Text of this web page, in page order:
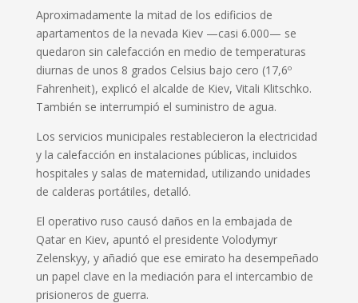
Aproximadamente la mitad de los edificios de
apartamentos de la nevada Kiev —casi 6.000— se
quedaron sin calefacción en medio de temperaturas
diurnas de unos 8 grados Celsius bajo cero (17,6º
Fahrenheit), explicó el alcalde de Kiev, Vitali Klitschko.
También se interrumpió el suministro de agua.
Los servicios municipales restablecieron la electricidad
y la calefacción en instalaciones públicas, incluidos
hospitales y salas de maternidad, utilizando unidades
de calderas portátiles, detalló.
El operativo ruso causó daños en la embajada de
Qatar en Kiev, apuntó el presidente Volodymyr
Zelenskyy, y añadió que ese emirato ha desempeñado
un papel clave en la mediación para el intercambio de
prisioneros de guerra.